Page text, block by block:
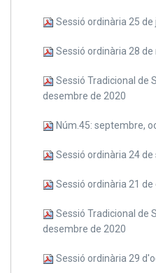
Sessió ordinària 25 de
Sessió ordinària 28
Sessió Tradicional de
desembre de 2020
Núm.45: septembre,
Sessió ordinària 24
Sessió ordinària 21 de
Sessió Tradicional de
desembre de 2020
Sessió ordinària 29